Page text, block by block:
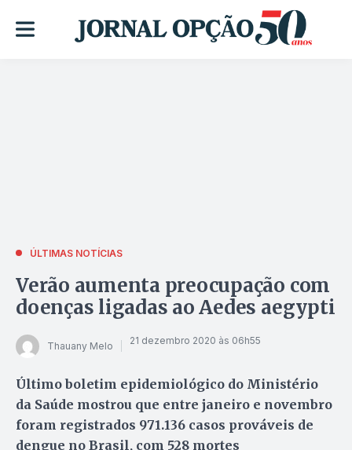
ÚLTIMAS NOTÍCIAS
Verão aumenta preocupação com
doenças ligadas ao Aedes aegypti
Thauany Melo 21 dezembro 2020 às 06h55
Último boletim epidemiológico do Ministério
da Saúde mostrou que entre janeiro e novembro
foram registrados 971.136 casos prováveis de
dengue no Brasil, com 528 mortes